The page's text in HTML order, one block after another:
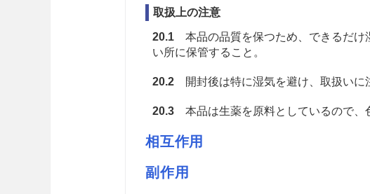
取扱上の注意
20.1本品の品質を保つため、できるだけ
い所に保管すること。
20.2開封後は特に湿気を避け、取扱いに
20.3本品は生薬を原料としているので、
相互作用
副作用